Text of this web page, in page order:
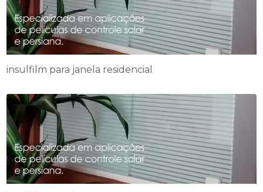
insulfilm para janela residencial